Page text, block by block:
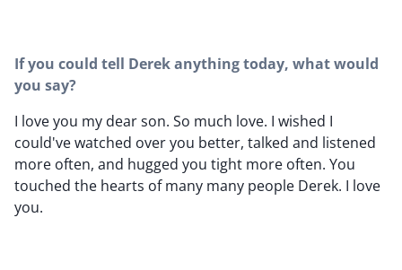
If you could tell Derek anything today, what would
you say?
I love you my dear son. So much love. I wished I
could've watched over you better, talked and listened
more often, and hugged you tight more often. You
touched the hearts of many many people Derek. I love
you.